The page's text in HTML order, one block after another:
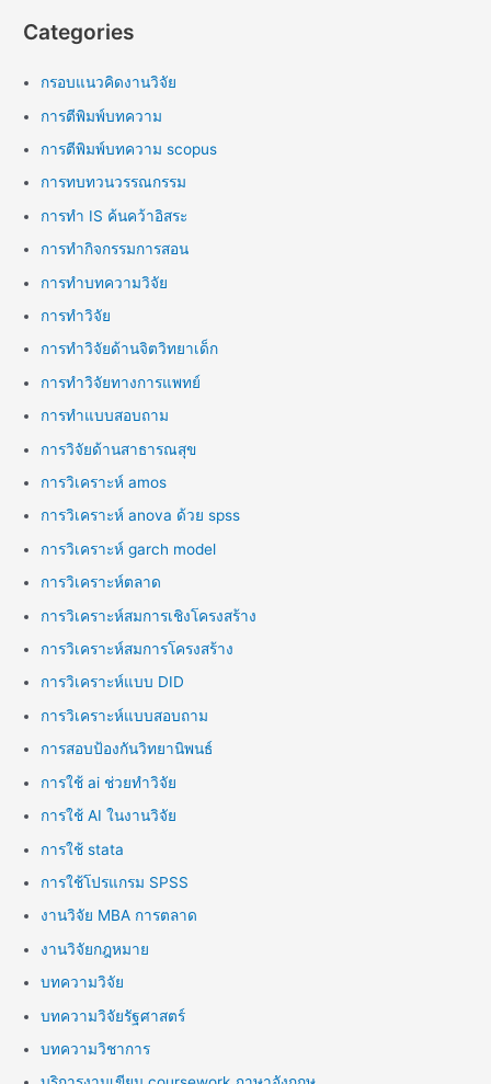
Categories
กรอบแนวคิดงานวิจัย
การตีพิมพ์บทความ
การตีพิมพ์บทความ scopus
การทบทวนวรรณกรรม
การทำ IS ค้นคว้าอิสระ
การทำกิจกรรมการสอน
การทำบทความวิจัย
การทำวิจัย
การทำวิจัยด้านจิตวิทยาเด็ก
การทำวิจัยทางการแพทย์
การทำแบบสอบถาม
การวิจัยด้านสาธารณสุข
การวิเคราะห์ amos
การวิเคราะห์ anova ด้วย spss
การวิเคราะห์ garch model
การวิเคราะห์ตลาด
การวิเคราะห์สมการเชิงโครงสร้าง
การวิเคราะห์สมการโครงสร้าง
การวิเคราะห์แบบ DID
การวิเคราะห์แบบสอบถาม
การสอบป้องกันวิทยานิพนธ์
การใช้ ai ช่วยทำวิจัย
การใช้ AI ในงานวิจัย
การใช้ stata
การใช้โปรแกรม SPSS
งานวิจัย MBA การตลาด
งานวิจัยกฎหมาย
บทความวิจัย
บทความวิจัยรัฐศาสตร์
บทความวิชาการ